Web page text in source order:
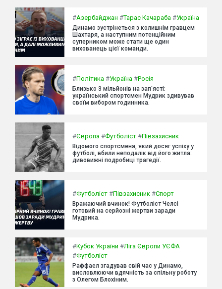
#Азербайджан #Тарас Качараба #Україна
Динамо зустрінеться з колишнім гравцем
Шахтаря, а наступним потенційним
суперником може стати ще один
вихованець цієї команди.
#Політика #Україна #Росія
Близько 3 мільйонів на зап'ясті:
український спортсмен Мудрик здивував
своїм вибором годинника.
#Європа #Футболіст #Півзахисник
Відомого спортсмена, який досяг успіху у
футболі, вбили неподалік від його житла:
дивовижні подробиці трагедії.
#Футболіст #Півзахисник #Спорт
Вражаючий вчинок! Футболіст Челсі
готовий на серйозні жертви заради
Мудрика.
#Кубок України #Ліга Європи УЄФА
#Футболіст
Раффаел згадував свій час у Динамо,
висловлюючи вдячність за спільну роботу
з Олегом Блохіним.